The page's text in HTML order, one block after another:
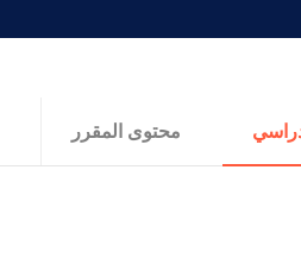
محتوى المقرر